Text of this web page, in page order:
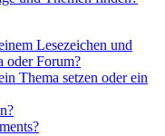
Lesezeichen und
oder Forum?
Thema setzen oder ein